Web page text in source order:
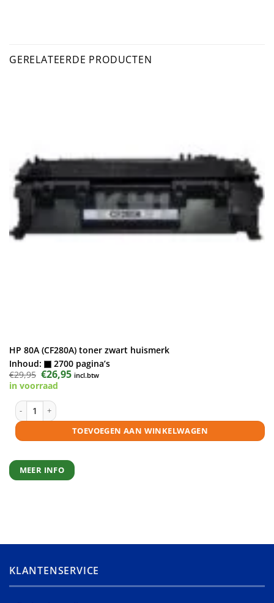
GERELATEERDE PRODUCTEN
HP 80A (CF280A) toner zwart huismerk
Inhoud:
2700 pagina’s
€29,95 Oorspronkelijke
prijs
was:
€26,95Huidige
prijs
incl.btw
in voorraad
HP 80A (CF280A) toner zwart huismerk aantal
TOEVOEGEN AAN WINKELWAGEN
MEER INFO
KLANTENSERVICE